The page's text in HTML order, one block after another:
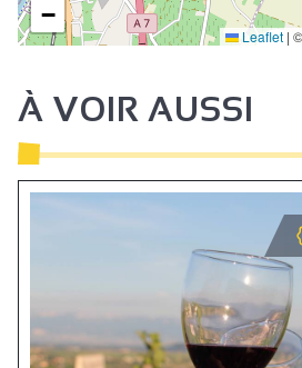
−
Leaflet | ©
À VOIR AUSSI